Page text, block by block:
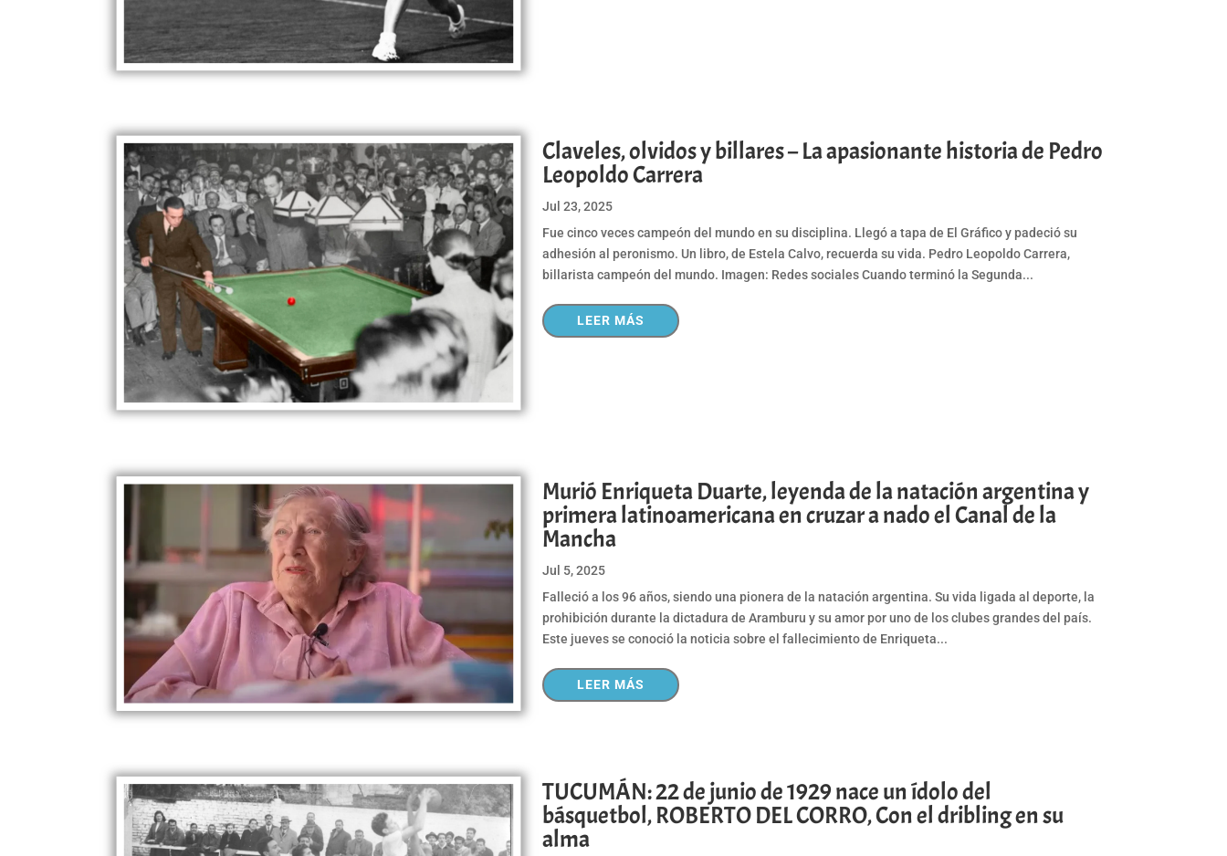
Claveles, olvidos y billares – La apasionante historia de Pedro
Leopoldo Carrera
Jul 23, 2025
Fue cinco veces campeón del mundo en su disciplina. Llegó a tapa de El Gráfico y padeció su
adhesión al peronismo. Un libro, de Estela Calvo, recuerda su vida. Pedro Leopoldo Carrera,
billarista campeón del mundo. Imagen: Redes sociales Cuando terminó la Segunda...
LEER MÁS
Murió Enriqueta Duarte, leyenda de la natación argentina y
primera latinoamericana en cruzar a nado el Canal de la
Mancha
Jul 5, 2025
Falleció a los 96 años, siendo una pionera de la natación argentina. Su vida ligada al deporte, la
prohibición durante la dictadura de Aramburu y su amor por uno de los clubes grandes del país.
Este jueves se conoció la noticia sobre el fallecimiento de Enriqueta...
LEER MÁS
TUCUMÁN: 22 de junio de 1929 nace un ídolo del
básquetbol, ROBERTO DEL CORRO, Con el dribling en su
alma